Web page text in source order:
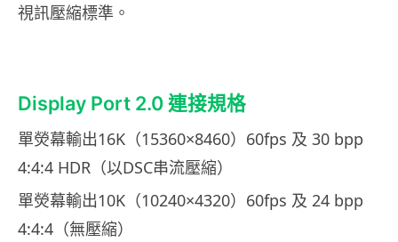
視訊壓縮標準。
Display Port 2.0 連接規格
單熒幕輸出16K（15360×8460）60fps 及 30 bpp
4:4:4 HDR（以DSC串流壓縮）
單熒幕輸出10K（10240×4320）60fps 及 24 bpp
4:4:4（無壓縮）